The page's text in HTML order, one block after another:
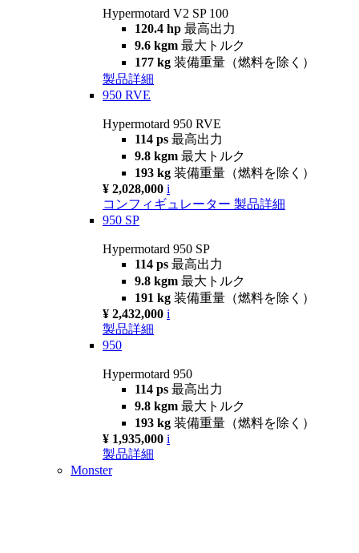
Hypermotard V2 SP 100
120.4 hp 最高出力
9.6 kgm 最大トルク
177 kg 装備重量（燃料を除く）
製品詳細
950 RVE
Hypermotard 950 RVE
114 ps 最高出力
9.8 kgm 最大トルク
193 kg 装備重量（燃料を除く）
¥ 2,028,000 i
コンフィギュレーター 製品詳細
950 SP
Hypermotard 950 SP
114 ps 最高出力
9.8 kgm 最大トルク
191 kg 装備重量（燃料を除く）
¥ 2,432,000 i
製品詳細
950
Hypermotard 950
114 ps 最高出力
9.8 kgm 最大トルク
193 kg 装備重量（燃料を除く）
¥ 1,935,000 i
製品詳細
Monster